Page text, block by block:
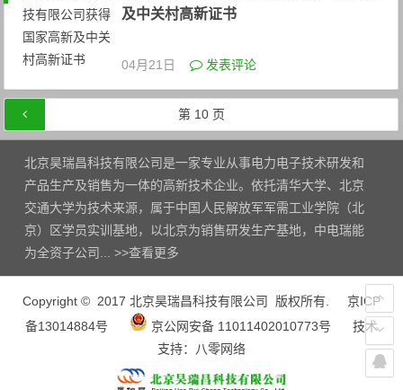
及中关村高新证书
04月21日 发表评论
文章导航 第 10页
北京昊瑞昌科技有限公司是一家专业从事电力电子技术研发和
产品生产及销售为一体的高新技术企业。依托清华大学、北京
交通大学为技术来源，属于中国人民解放军军需工业学院（北
京）区学员实训基地，以北京为销售研发生产基地，中电瑞能
为全资子公司... >>查看更多
Copyright © 2017 北京昊瑞昌科技有限公司 版权所有. 京ICP
备13014884号
京公网安备 11011402010773号 技术
支持：
八零网络